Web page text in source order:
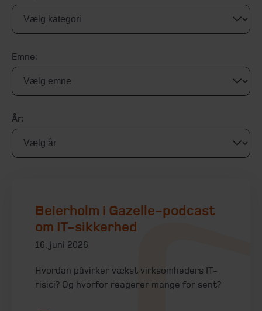
Emne:
År:
Beierholm i Gazelle-podcast
om IT-sikkerhed
16. juni 2026
Hvordan påvirker vækst virksomheders IT-
risici? Og hvorfor reagerer mange for sent?